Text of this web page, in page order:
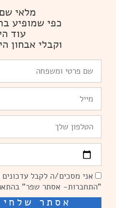
מלאי
כפי שמופיע
עוד
וקבלי אבחון
פרטי
ומשפחה
הסכמהאני מסכים/ה לקבל עדכונים
"התחברות- אסתר שפר"
אסתר שלחי